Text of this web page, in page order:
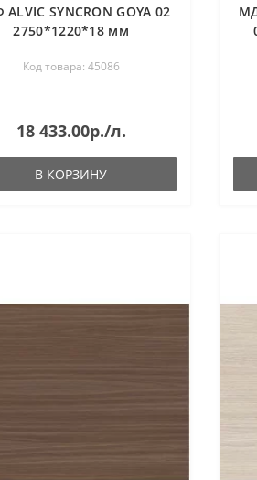
SYNCRON GOYA 02
2750*1220*18 мм
Код товара: 45086
18 433.00р./л.
В КОРЗИНУ